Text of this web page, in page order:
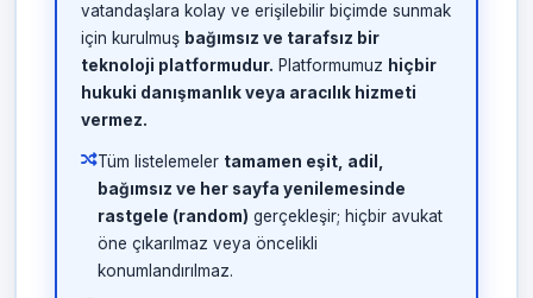
vatandaşlara kolay ve erişilebilir biçimde sunmak
için kurulmuş bağımsız ve tarafsız bir
teknoloji platformudur. Platformumuz hiçbir
hukuki danışmanlık veya aracılık hizmeti
vermez.
Tüm listelemeler tamamen eşit, adil,
bağımsız ve her sayfa yenilemesinde
rastgele (random) gerçekleşir; hiçbir avukat
öne çıkarılmaz veya öncelikli
konumlandırılmaz.